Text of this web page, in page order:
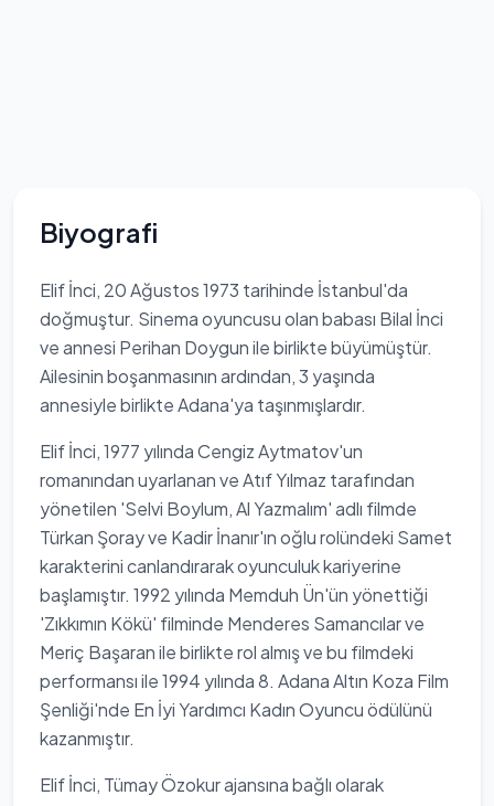
Biyografi
Elif İnci, 20 Ağustos 1973 tarihinde İstanbul'da
doğmuştur. Sinema oyuncusu olan babası Bilal İnci
ve annesi Perihan Doygun ile birlikte büyümüştür.
Ailesinin boşanmasının ardından, 3 yaşında
annesiyle birlikte Adana'ya taşınmışlardır.
Elif İnci, 1977 yılında Cengiz Aytmatov'un
romanından uyarlanan ve Atıf Yılmaz tarafından
yönetilen 'Selvi Boylum, Al Yazmalım' adlı filmde
Türkan Şoray ve Kadir İnanır'ın oğlu rolündeki Samet
karakterini canlandırarak oyunculuk kariyerine
başlamıştır. 1992 yılında Memduh Ün'ün yönettiği
'Zıkkımın Kökü' filminde Menderes Samancılar ve
Meriç Başaran ile birlikte rol almış ve bu filmdeki
performansı ile 1994 yılında 8. Adana Altın Koza Film
Şenliği'nde En İyi Yardımcı Kadın Oyuncu ödülünü
kazanmıştır.
Elif İnci, Tümay Özokur ajansına bağlı olarak